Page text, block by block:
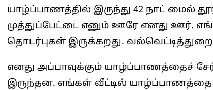
யாழ்ப்பாணத்தில் இருந்து 42 நாட் மைல்
முத்துப்பேட்டை எனும் ஊரே எனது ஊர்.
தொடர்புகள் இருக்கறது.
எனது அப்பாவுக்கும் யாழ்ப்பாணத்தைச்
இருந்தன. எங்கள் வீட்டில் யாழ்ப்பாணத்தை